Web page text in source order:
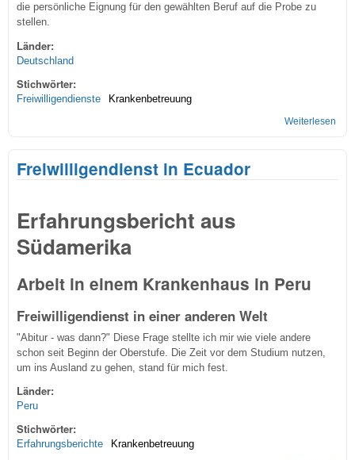
die persönliche Eignung für den gewählten Beruf auf die Probe zu
stellen.
Länder:
Deutschland
Stichwörter:
Freiwilligendienste Krankenbetreuung
Weiterlesen
Freiwilligendienst in Ecuador
Erfahrungsbericht aus
Südamerika
Arbeit in einem Krankenhaus in Peru
Freiwilligendienst in einer anderen Welt
"Abitur - was dann?" Diese Frage stellte ich mir wie viele andere
schon seit Beginn der Oberstufe. Die Zeit vor dem Studium nutzen,
um ins Ausland zu gehen, stand für mich fest.
Länder:
Peru
Stichwörter:
Erfahrungsberichte Krankenbetreuung